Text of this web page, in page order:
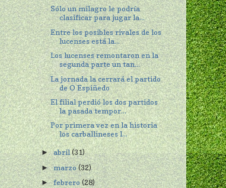
Sólo un milagro le podría
clasificar para jugar la...
Entre los posibles rivales de los
lucenses está la...
Los lucenses remontaron en la
segunda parte un tan...
La jornada la cerrará el partido
de O Espiñedo
El filial perdió los dos partidos
la pasada tempor...
Por primera vez en la historia
los carballineses l...
►abril(31)
►marzo(32)
►febrero(28)